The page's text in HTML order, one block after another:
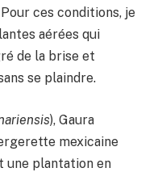
ces conditions, je
aérées qui
de la brise et
se plaindre.
), Gaura
mexicaine
une plantation en